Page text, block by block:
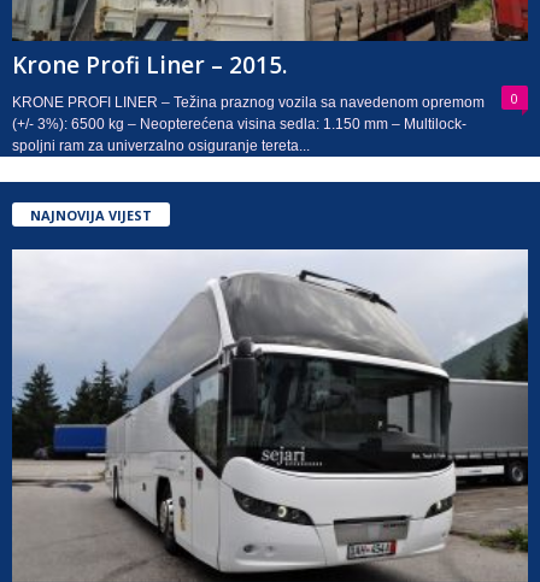
Krone Profi Liner – 2015.
0
KRONE PROFI LINER – Težina praznog vozila sa navedenom opremom
(+/- 3%): 6500 kg – Neopterećena visina sedla: 1.150 mm – Multilock-
spoljni ram za univerzalno osiguranje tereta...
NAJNOVIJA VIJEST